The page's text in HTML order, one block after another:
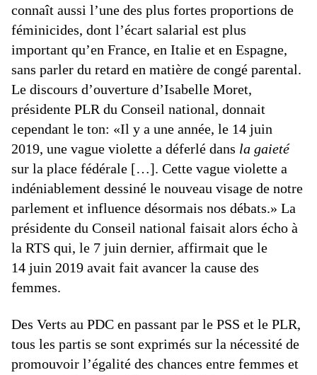
connaît aussi l’une des plus fortes proportions de
féminicides, dont l’écart salarial est plus
important qu’en France, en Italie et en Espagne,
sans parler du retard en matière de congé parental.
Le discours d’ouverture d’Isabelle Moret,
présidente PLR du Conseil national, donnait
cependant le ton: «Il y a une année, le 14 juin
2019, une vague violette a déferlé dans la gaieté
sur la place fédérale […]. Cette vague violette a
indéniablement dessiné le nouveau visage de notre
parlement et influence désormais nos débats.» La
présidente du Conseil national faisait alors écho à
la RTS qui, le 7 juin dernier, affirmait que le
14 juin 2019 avait fait avancer la cause des
femmes.
Des Verts au PDC en passant par le PSS et le PLR,
tous les partis se sont exprimés sur la nécessité de
promouvoir l’égalité des chances entre femmes et